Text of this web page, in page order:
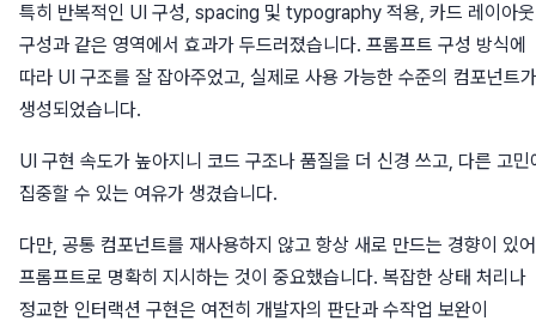
특히 반복적인 UI 구성, spacing 및 typography 적용, 카드 레이아웃
구성과 같은 영역에서 효과가 두드러졌습니다. 프롬프트 구성 방식에
따라 UI 구조를 잘 잡아주었고, 실제로 사용 가능한 수준의 컴포넌트가
생성되었습니다.
UI 구현 속도가 높아지니 코드 구조나 품질을 더 신경 쓰고, 다른 고민
집중할 수 있는 여유가 생겼습니다.
다만, 공통 컴포넌트를 재사용하지 않고 항상 새로 만드는 경향이 있어
프롬프트로 명확히 지시하는 것이 중요했습니다. 복잡한 상태 처리나
정교한 인터랙션 구현은 여전히 개발자의 판단과 수작업 보완이